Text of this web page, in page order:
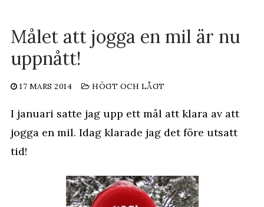
Målet att jogga en mil är nu
uppnått!
17 MARS 2014 HÖGT OCH LÅGT
I januari satte jag upp ett mål att klara av att
jogga en mil. Idag klarade jag det före utsatt
tid!